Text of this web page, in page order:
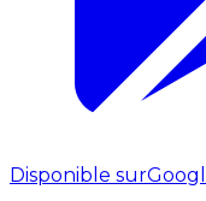
Disponible sur